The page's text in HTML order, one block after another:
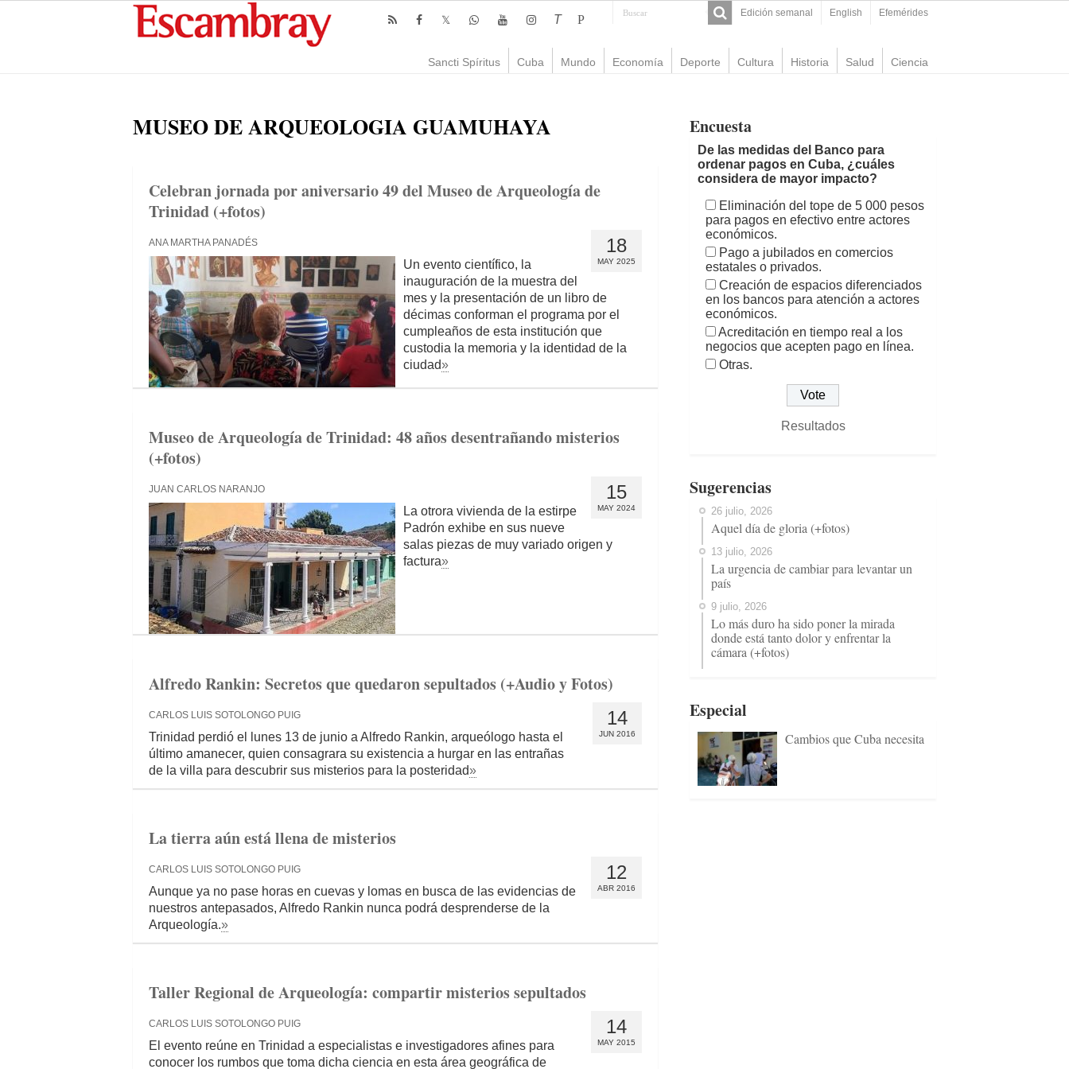
Edición semanal English Efemérides
T P
Sancti Spíritus Cuba Mundo Economía Deporte Cultura Historia Salud Ciencia
MUSEO DE ARQUEOLOGIA GUAMUHAYA
Celebran jornada por aniversario 49 del Museo de Arqueología de
Trinidad (+fotos)
18
MAY 2025
ANA MARTHA PANADÉS
Un evento científico, la
inauguración de la muestra del
mes y la presentación de un libro de
décimas conforman el programa por el
cumpleaños de esta institución que
custodia la memoria y la identidad de la
ciudad»
Museo de Arqueología de Trinidad: 48 años desentrañando misterios
(+fotos)
15
MAY 2024
JUAN CARLOS NARANJO
La otrora vivienda de la estirpe
Padrón exhibe en sus nueve
salas piezas de muy variado origen y
factura»
Alfredo Rankin: Secretos que quedaron sepultados (+Audio y Fotos)
14
JUN 2016
CARLOS LUIS SOTOLONGO PUIG
Trinidad perdió el lunes 13 de junio a Alfredo Rankin, arqueólogo hasta el
último amanecer, quien consagrara su existencia a hurgar en las entrañas
de la villa para descubrir sus misterios para la posteridad»
La tierra aún está llena de misterios
12
ABR 2016
CARLOS LUIS SOTOLONGO PUIG
Aunque ya no pase horas en cuevas y lomas en busca de las evidencias de
nuestros antepasados, Alfredo Rankin nunca podrá desprenderse de la
Arqueología.»
Taller Regional de Arqueología: compartir misterios sepultados
14
MAY 2015
CARLOS LUIS SOTOLONGO PUIG
El evento reúne en Trinidad a especialistas e investigadores afines para
conocer los rumbos que toma dicha ciencia en esta área geográfica de
Encuesta
De las medidas del Banco para
ordenar pagos en Cuba, ¿cuáles
considera de mayor impacto?
Eliminación del tope de 5 000 pesos
para pagos en efectivo entre actores
económicos.
Pago a jubilados en comercios
estatales o privados.
Creación de espacios diferenciados
en los bancos para atención a actores
económicos.
Acreditación en tiempo real a los
negocios que acepten pago en línea.
Otras.
Resultados
Sugerencias
26 julio, 2026
Aquel día de gloria (+fotos)
13 julio, 2026
La urgencia de cambiar para levantar un
país
9 julio, 2026
Lo más duro ha sido poner la mirada
donde está tanto dolor y enfrentar la
cámara (+fotos)
Especial
Cambios que Cuba necesita